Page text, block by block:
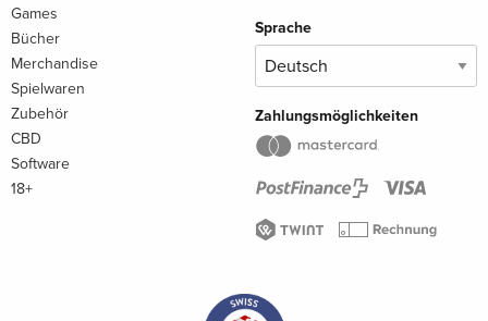
Games
Bücher
Merchandise
Spielwaren
Zubehör
CBD
Software
18+
Sprache
Zahlungsmöglichkeiten